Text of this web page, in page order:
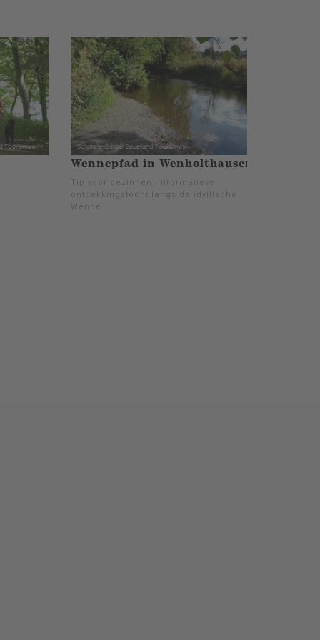
Wennepfad in Wenholthausen
Tip voor gezinnen: Informatieve
ontdekkingstocht langs de idyllische
Wenne.